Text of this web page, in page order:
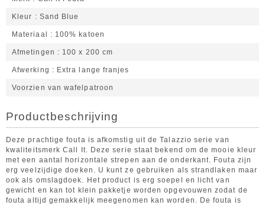
Kleur Sand Blue
Materiaal 100% katoen
Afmetingen 100 x 200 cm
Afwerking Extra lange franjes
Voorzien van wafelpatroon
Productbeschrijving
Deze prachtige fouta is afkomstig uit de Talazzio serie van
kwaliteitsmerk Call It. Deze serie staat bekend om de mooie kleur
met een aantal horizontale strepen aan de onderkant. Fouta zijn
erg veelzijdige doeken. U kunt ze gebruiken als strandlaken maar
ook als omslagdoek. Het product is erg soepel en licht van
gewicht en kan tot klein pakketje worden opgevouwen zodat de
fouta altijd gemakkelijk meegenomen kan worden. De fouta is